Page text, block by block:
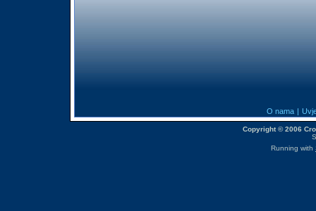
O nama |
Copyright © 2006
Running with